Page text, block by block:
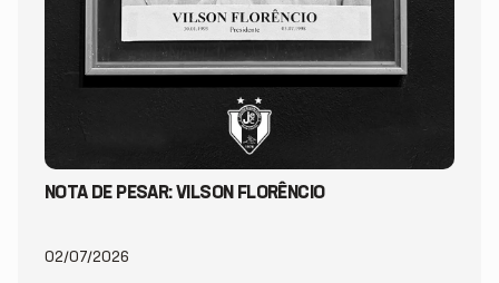
NOTA DE PESAR: VILSON FLORÊNCIO
02/07/2026